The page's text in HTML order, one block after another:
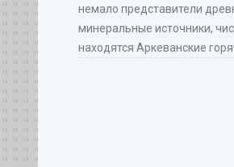
немало представители
минеральные источники,
находятся Аркеванские